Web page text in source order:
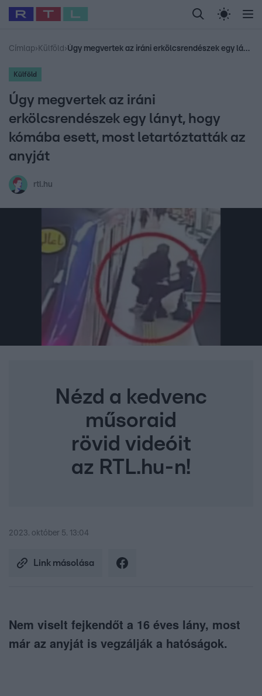
Legfrissebb RTL Híradó Randi Celeb vagyok,
Babits Marcella Most Wanted Gallusz
Címlap› Külföld › Úgy megvertek az iráni erkölcsrendészek egy lányt, hogy kómába esett, most letartóztatták az anyját
Külföld
Úgy megvertek az iráni
erkölcsrendészek egy lányt, hogy
kómába esett, most letartóztatták az
anyját
rtl.hu
Nézd a kedvenc
műsoraid
rövid videóit
az RTL.hu-n!
2023. október 5. 13:04
Link másolása
Nem viselt fejkendőt a 16 éves lány, most
már az anyját is vegzálják a hatóságok.